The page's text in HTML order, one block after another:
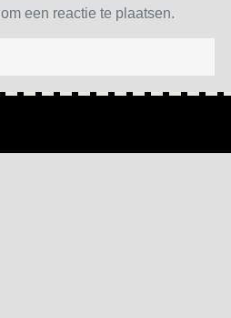
om een reactie te plaatsen.